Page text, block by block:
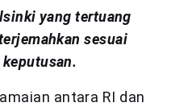
yang tertuang
sesuai
antara RI dan